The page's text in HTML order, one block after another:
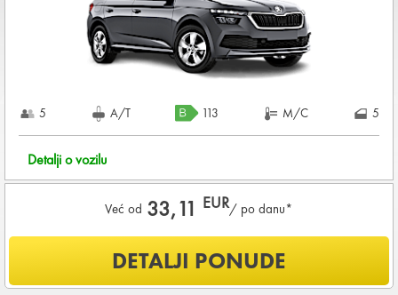
KOMPLETNI USLOVI NAJMA
5 A/T 113 M/C 5
Detalji o vozilu
Već od 33,11 EUR/ po danu*
Šta je uključeno u ponudu?DETALJI PONUDE